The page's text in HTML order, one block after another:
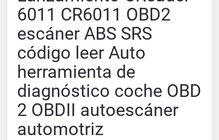
6011 CR6011 OBD2
escáner ABS SRS
código leer Auto
herramienta de
diagnóstico coche OBD
2 OBDII autoescáner
automotriz